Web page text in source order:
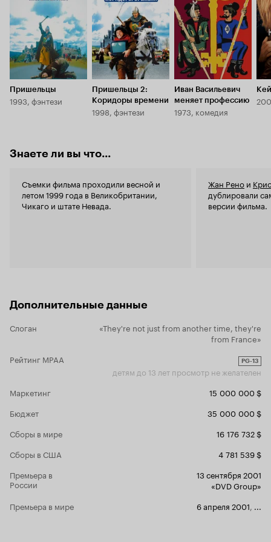
прекрасные французские. Зачем им надо было
губить себя в таком? Ну могли бы сыграть
лучше, тем более те же самые роли они уже
играли. Умоляю вас! Не надо тратить время на
этот бездарнейший ремейк. Лучше в сотый раз
пересмотреть 'Пришельцы' и 'Пришельцы:
коридоры времени'. 1 из 10
Пришельцы
1993, фэнтези
Пришельцы 2:
Коридоры времени
1998, фэнтези
Иван Васильевич
меняет профессию
1973, комедия
Знаете ли вы что...
Съемки фильма проходили весной и
летом 1999 года в Великобритании,
Чикаго и штате Невада.
Жан Рено и
дублировали
версии фильма.
Дополнительные данные
Слоган
«They're not just from another time, they're
from France»
Рейтинг MPAA
PG-13
детям до 13 лет просмотр не желателен
Маркетинг
15 000 000 $
Бюджет
35 000 000 $
Сборы в мире
16 176 732 $
Сборы в США
4 781 539 $
Премьера в
России
13 сентября 2001
«DVD Group»
Премьера в мире
6 апреля 2001